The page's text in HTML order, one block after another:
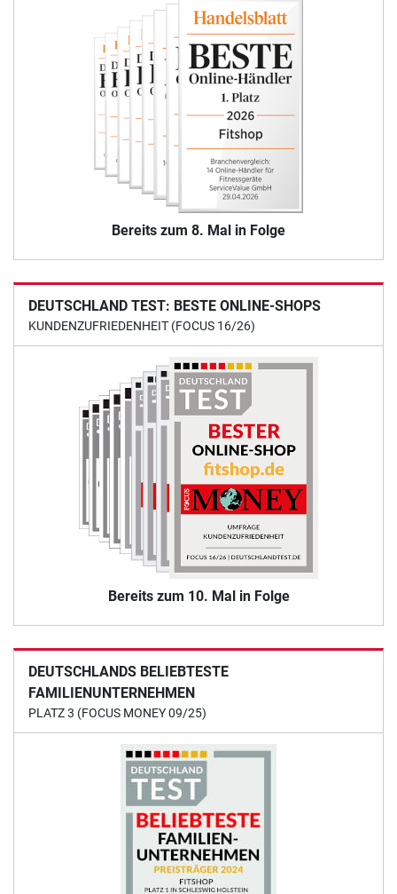
Bereits zum 8. Mal in Folge
DEUTSCHLAND TEST: BESTE ONLINE-SHOPS
KUNDENZUFRIEDENHEIT (FOCUS 16/26)
Bereits zum 10. Mal in Folge
DEUTSCHLANDS BELIEBTESTE
FAMILIENUNTERNEHMEN
PLATZ 3 (FOCUS MONEY 09/25)